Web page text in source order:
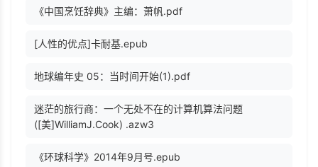
《中国烹饪辞典》主编：萧帆.pdf
[人性的优点]卡耐基.epub
地球编年史 05：当时间开始(1).pdf
迷茫的旅行商：一个无处不在的计算机算法问题
([美]WilliamJ.Cook) .azw3
《环球科学》2014年9月号.epub